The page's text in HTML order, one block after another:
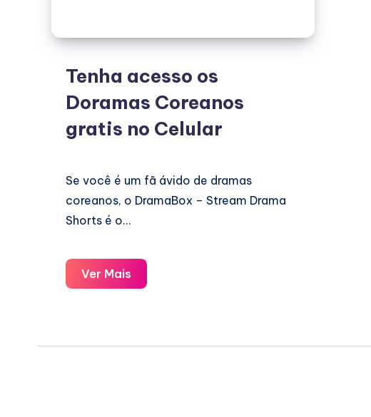
Tenha acesso os
Doramas Coreanos
gratis no Celular
Se você é um fã ávido de dramas
coreanos, o DramaBox – Stream Drama
Shorts é o…
Ver Mais
acesso